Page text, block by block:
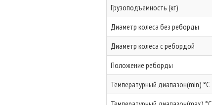
Грузоподъемность (кг)
Диаметр колеса без реборды
Диаметр колеса с ребордой
Положение реборды
Температурный диапазон(min) °C